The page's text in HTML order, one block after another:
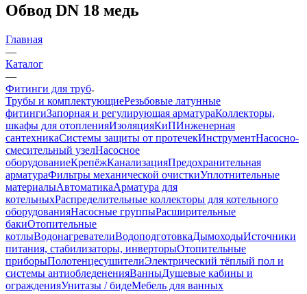
Обвод DN 18 медь
Главная
—
Каталог
—
Фитинги для труб
Трубы и комплектующиеРезьбовые латунные
фитингиЗапорная и регулирующая арматураКоллекторы,
шкафы для отопленияИзоляцияКиПИнженерная
сантехникаСистемы защиты от протечекИнструментНасосно-
смесительный узелНасосное
оборудованиеКрепёжКанализацияПредохранительная
арматураФильтры механической очисткиУплотнительные
материалыАвтоматикаАрматура для
котельныхРаспределительные коллекторы для котельного
оборудованияНасосные группыРасширительные
бакиОтопительные
котлыВодонагревателиВодоподготовкаДымоходыИсточники
питания, стабилизаторы, инверторыОтопительные
приборыПолотенцесушителиЭлектрический тёплый пол и
системы антиобледененияВанныДушевые кабины и
огражденияУнитазы / бидеМебель для ванных